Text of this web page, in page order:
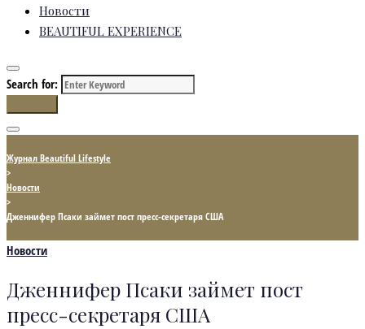
Новости
BEAUTIFUL EXPERIENCE
Search for:
Журнал Beautiful Lifestyle
>
Новости
>
Дженнифер Псаки займет пост пресс-секретаря США
Новости
Дженнифер Псаки займет пост
пресс-секретаря США